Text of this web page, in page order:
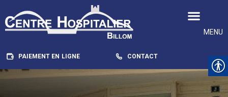
MENU
PAIEMENT EN LIGNE CONTACT